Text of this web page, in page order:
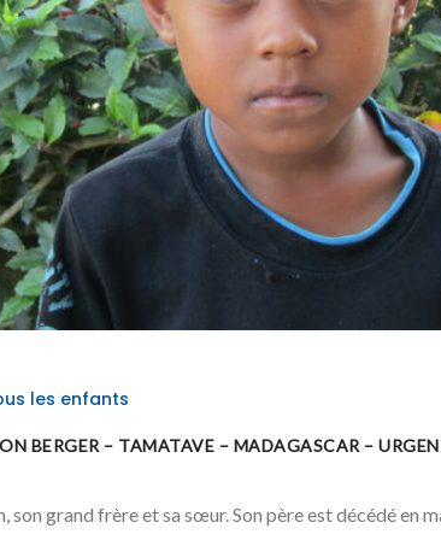
les enfants
BERGER – TAMATAVE – MADAGASCAR –
son grand frère et sa sœur. Son père est décédé en